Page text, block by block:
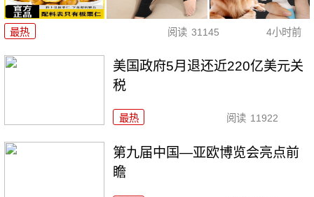
最热 阅读 31145 4小时前
美国政府5月退还近220亿美元关
税
最热 阅读 11922
第九届中国—亚欧博览会亮点前
瞻